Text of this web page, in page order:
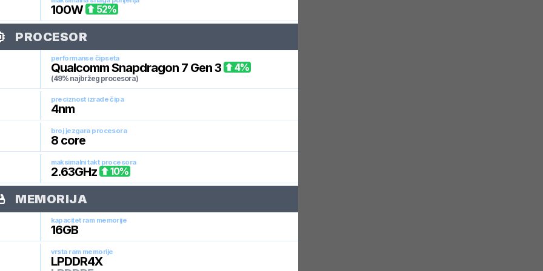
100W 52%
PROCESOR
performanse čipseta
Qualcomm Snapdragon 7 Gen 3
(49% najbržeg procesora)
4%
preciznost izrade čipa
4nm
broj jezgara procesora
8core
maksimalni takt procesora
2.63GHz 10%
MEMORIJA
kapacitet ram memorije
16GB
vrsta ram memorije
LPDDR4X